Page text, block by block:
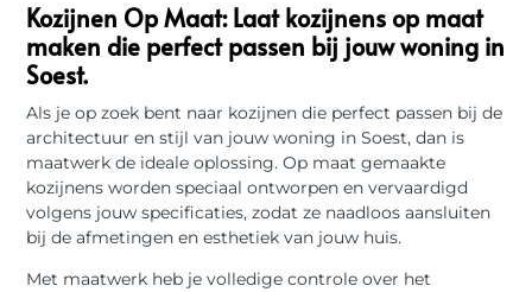
Kozijnen Op Maat: Laat kozijnens op maat
maken die perfect passen bij jouw woning in
Soest.
Als je op zoek bent naar kozijnen die perfect passen bij de
architectuur en stijl van jouw woning in Soest, dan is
maatwerk de ideale oplossing. Op maat gemaakte
kozijnens worden speciaal ontworpen en vervaardigd
volgens jouw specificaties, zodat ze naadloos aansluiten
bij de afmetingen en esthetiek van jouw huis.
Met maatwerk heb je volledige controle over het